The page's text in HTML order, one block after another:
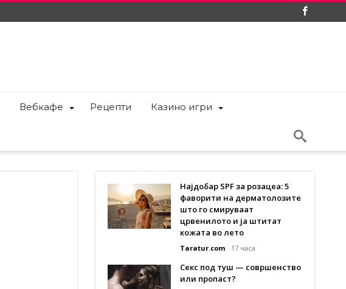
Вебкафе Рецепти Казино игри
Најдобар SPF за розацеа: 5
фаворити на дерматолозите
што го смируваат
црвенилото и ја штитат
кожата во лето
Taratur.com 17 часа
Секс под туш — совршенство
или пропаст?